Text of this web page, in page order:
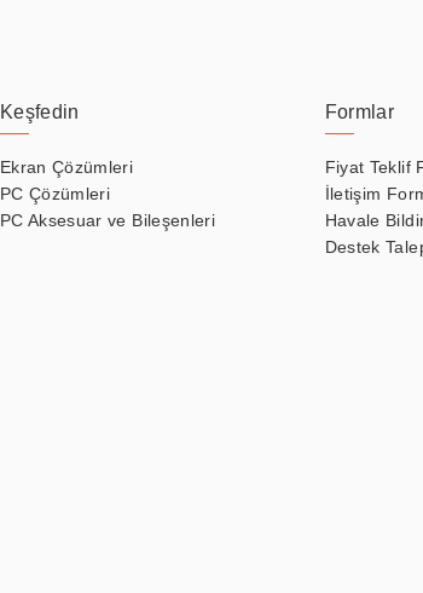
Keşfedin
Ekran Çözümleri
PC Çözümleri
PC Aksesuar ve Bileşenleri
Formlar
Fiyat Teklif
İletişim
Havale
Destek